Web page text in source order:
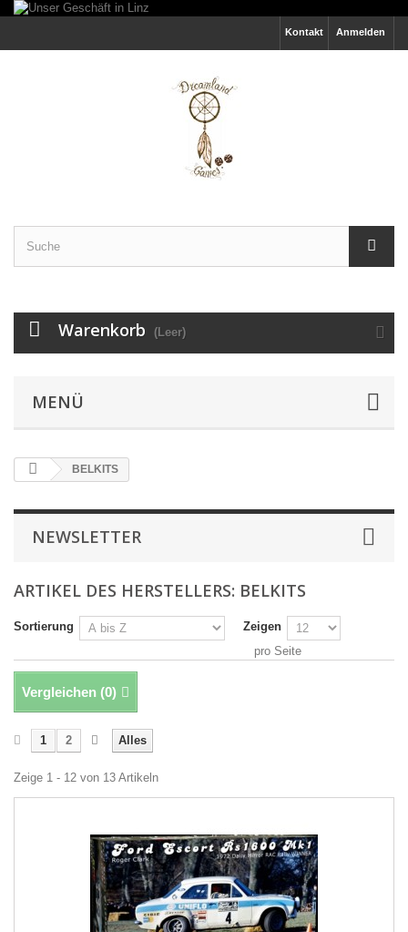
Anmelden
Kontakt
Warenkorb (Leer)
MENÜ
BELKITS
NEWSLETTER
ARTIKEL DES HERSTELLERS: BELKITS
Sortierung
Zeigen
pro Seite
Vergleichen (0)
Alles
1 2
Zeige 1 - 12 von 13 Artikeln